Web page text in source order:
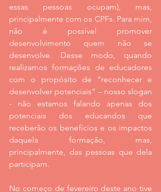
essas pessoas ocupam), mas,
principalmente com os CPFs. Para mim,
não é possível promover
desenvolvimento quem não se
desenvolve. Desse modo, quando
realizamos formações de educadores
com o propósito de “reconhecer e
desenvolver potenciais” – nosso slogan
- não estamos falando apenas dos
potenciais dos educandos que
receberão os benefícios e os impactos
daquela formação, mas,
principalmente, das pessoas que dela
participam.
No começo de fevereiro deste ano tive